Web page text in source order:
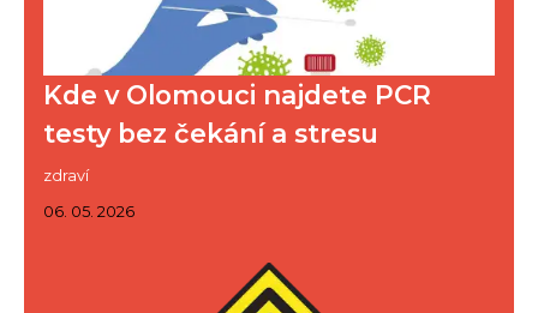
Kde v Olomouci najdete PCR
testy bez čekání a stresu
zdraví
06. 05. 2026